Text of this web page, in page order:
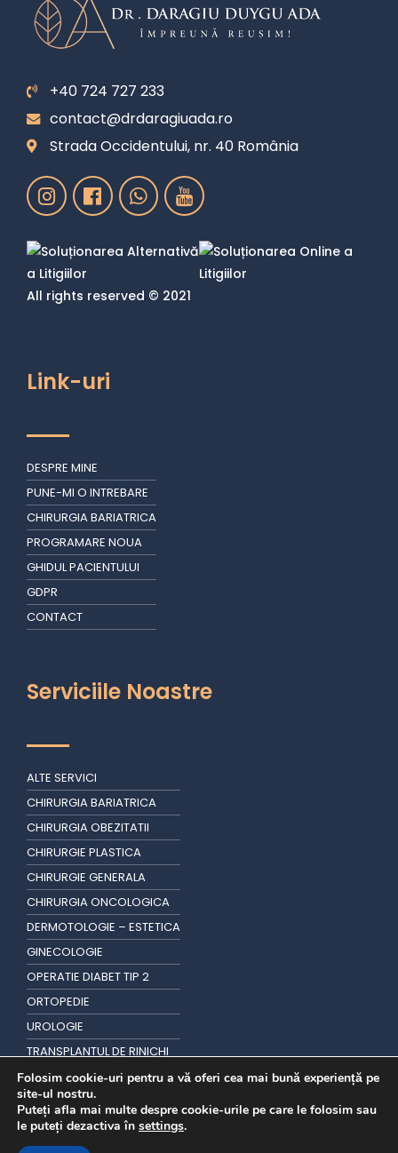
+40 724 727 233
contact@drdaragiuada.ro
Strada Occidentului, nr. 40 România
All rights reserved © 2021
Link-uri
DESPRE MINE
PUNE-MI O INTREBARE
CHIRURGIA BARIATRICA
PROGRAMARE NOUA
GHIDUL PACIENTULUI
GDPR
CONTACT
Serviciile Noastre
ALTE SERVICI
CHIRURGIA BARIATRICA
CHIRURGIA OBEZITATII
CHIRURGIE PLASTICA
CHIRURGIE GENERALA
CHIRURGIA ONCOLOGICA
DERMOTOLOGIE – ESTETICA
GINECOLOGIE
OPERATIE DIABET TIP 2
ORTOPEDIE
UROLOGIE
TRANSPLANTUL DE RINICHI
TRANSPLANT DE PAR
Folosim cookie-uri pentru a vă oferi cea mai bună experiență pe
site-ul nostru.
Puteți afla mai multe despre cookie-urile pe care le folosim sau
le puteți dezactiva în settings.